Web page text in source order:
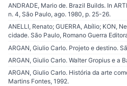
ANDRADE, Mario de. Brazil Builds. In
n. 4, São Paulo, ago. 1980, p. 25-26.
ANELLI, Renato; GUERRA, Abílio; KON,
cidade. São Paulo, Romano Guerra
ARGAN, Giulio Carlo. Projeto e destino.
ARGAN, Giulio Carlo. Walter Gropius e a
ARGAN, Giulio Carlo. História da arte
Martins Fontes, 1992.